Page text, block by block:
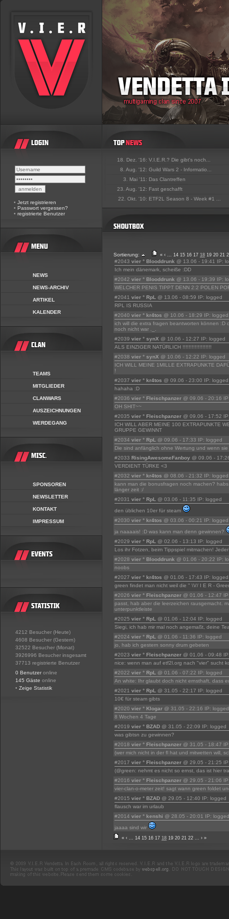
• Jetzt registrieren
• Passwort vergessen?
• registrierte Benutzer
NEWS
NEWS-ARCHIV
ARTIKEL
KALENDER
TEAMS
MITGLIEDER
CLANWARS
AUSZEICHNUNGEN
WERDEGANG
SPONSOREN
NEWSLETTER
KONTAKT
IMPRESSUM
4212 Besucher (Heute)
4608 Besucher (Gestern)
32522 Besucher (Monat)
3926996 Besucher insgesamt
37713 registrierte Benutzer
0 Benutzer online
145 Gäste online
• Zeige Statistik
18. Dez. '16: V.I.E.R.? Die gibt's noch...
8. Aug. '12: Guild Wars 2 - Informatio...
3. Mai '11: Das Clantreffen
23. Aug. '12: Fast geschafft
22. Okt. '10: ETF2L Season 8 - Week #1 ...
Sortierung: « ‹ ... 14 15 16 17 18 19 20 21
#2043 vier ° Blooddrunk @ 13.06 - 19:41 IP:
Ich mein dänemark, scheiße :DD
#2042 vier ° Blooddrunk @ 13.06 - 19:39 IP:
WELCHER PENIS TIPPT DENN 2:2 POLEN
#2041 vier ° RpL
@ 13.06 - 08:59 IP: logged
RPL IS RUSSIA
#2040 vier ° kr4tos @ 10.06 - 18:29 IP: logged
ich will die extra fragen beantworten können
noch nicht war ._.
#2039 vier ° synX @ 10.06 - 12:27 IP: logged
ALS EINZIGER NATÜRLICH !!!!!!!!!!!!!!!!!!!
#2038 vier ° synX @ 10.06 - 12:22 IP: logged
ICH WILL MEINE 1MILLE EXTRAPUNKTE
!
#2037 vier ° kr4tos @ 09.06 - 23:00 IP: logged
hahaha :D
#2036 vier ° Fleischpanzer @ 09.06 - 20:16
OH SHIT~~
#2035 vier ° Fleischpanzer @ 09.06 - 17:52
ICH WILL ABER MEINE 100 EXTRAPUNKTE
GRUPPE GEWINNT
#2034 vier ° RpL
@ 09.06 - 17:33 IP: logged
Die sind anfänglich ohne Wertung und wenn
#2033 RisingAwesomeFanboy @ 09.06 -
VERDIENT TÜRKE <3
#2032 vier ° kr4tos @ 08.06 - 21:32 IP: logged
kann man die bonusfragen noch machen?
länger zeit :/
#2031 vier ° RpL
@ 03.06 - 11:35 IP: logged
den üblichen 10er für steam
#2030 vier ° kr4tos @ 03.06 - 00:21 IP: logged
ja naaaais! :D was kann man denn gewinnen?
#2029 vier ° RpL
@ 02.06 - 13:13 IP: logged
Los ihr Fotzen, beim Tippspiel mitmachen!
#2028 vier ° Blooddrunk @ 01.06 - 20:22 IP:
noobs
#2027 vier ° kr4tos @ 01.06 - 17:43 IP: logged
green findet man nicht weil die " \V/ I E R -
#2026 vier ° Fleischpanzer @ 01.06 - 12:47
passt, hab aber die leerzeichen rausgemacht.
unterpunktleiste
#2025 vier ° RpL
@ 01.06 - 12:04 IP: logged
Siegi, ich hab mir mal noch angemaßt, deine
#2024 vier ° RpL
@ 01.06 - 11:36 IP: logged
jo, hab ich gestern sonny drum gebeten
#2023 vier ° Fleischpanzer @ 01.06 - 09:48
nice: wenn man auf etf2l.org nach "vier" sucht
#2022 vier ° RpL
@ 01.06 - 07:22 IP: logged
An white: Ihr glaubt doch nicht ernsthaft, dass
#2021 vier ° RpL
@ 31.05 - 22:17 IP: logged
10€ für steam gibts
#2020 vier ° Klogar @ 31.05 - 22:16 IP: logged
8 Wochen 4 Tage
#2019 vier ° BZAD @ 31.05 - 22:09 IP: logged
was gibtsn zu gewinnen?
#2018 vier ° Fleischpanzer @ 31.05 - 18:47
(wer mich nicht in der fl hat und mitwetten will,
#2017 vier ° Fleischpanzer @ 29.05 - 21:25
(@green: nehmt es nicht so ernst, das ist hier
#2016 vier ° Fleischpanzer @ 29.05 - 21:06
vier-clan-o-meter zeit! sagt wann green foldet
#2015 vier ° BZAD @ 29.05 - 12:40 IP: logged
flausch war im urlaub
#2014 vier ° kenshi @ 28.05 - 20:01 IP: logged
jaaaa sind wir
« ‹ ... 14 15 16 17 18 19 20 21 22 ... › »